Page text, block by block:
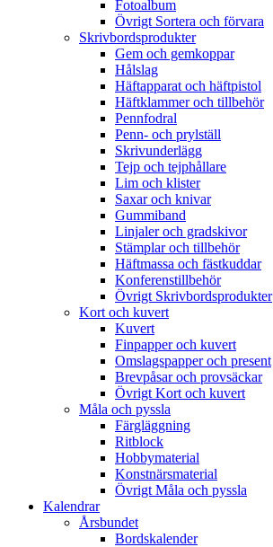
Fotoalbum
Övrigt Sortera och förvara
Skrivbordsprodukter
Gem och gemkoppar
Hålslag
Häftapparat och häftpistol
Häftklammer och tillbehör
Pennfodral
Penn- och prylställ
Skrivunderlägg
Tejp och tejphållare
Lim och klister
Saxar och knivar
Gummiband
Linjaler och gradskivor
Stämplar och tillbehör
Häftmassa och fästkuddar
Konferenstillbehör
Övrigt Skrivbordsprodukter
Kort och kuvert
Kuvert
Finpapper och kuvert
Omslagspapper och present
Brevpåsar och provsäckar
Övrigt Kort och kuvert
Måla och pyssla
Färgläggning
Ritblock
Hobbymaterial
Konstnärsmaterial
Övrigt Måla och pyssla
Kalendrar
Årsbundet
Bordskalender